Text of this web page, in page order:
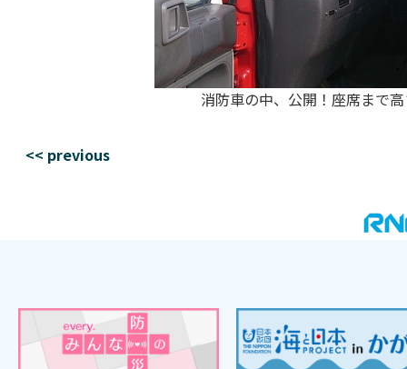
消防車の中、公開！座席まで
<< previous